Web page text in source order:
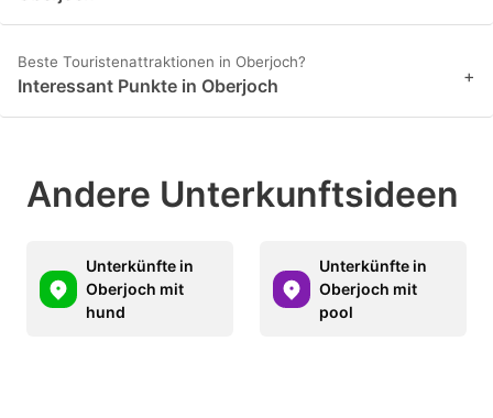
Beste Touristenattraktionen in Oberjoch?
Interessant Punkte in Oberjoch +
Andere Unterkunftsideen
Unterkünfte in
Oberjoch mit
hund
Unterkünfte in
Oberjoch mit
pool